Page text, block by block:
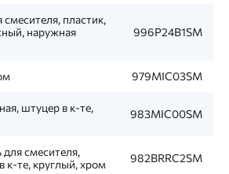
смесителя, пластик,
наружная
996P24B1SM
979MIC03SM
штуцер в к-те,
983MIC00SM
смесителя,
к-те, круглый, хром
982BRRC2SM